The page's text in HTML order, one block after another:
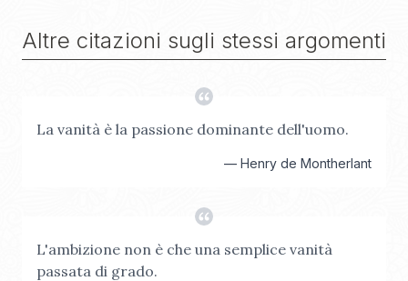
Altre citazioni sugli stessi argomenti
La vanità è la passione dominante dell'uomo.
— Henry de Montherlant
L'ambizione non è che una semplice vanità
passata di grado.